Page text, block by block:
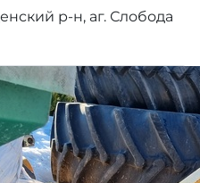
р-н, аг. Слобода